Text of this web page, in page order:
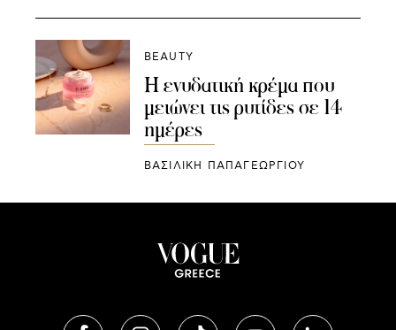
BEAUTY
Η ενυδατική κρέμα που
μειώνει τις ρυτίδες σε 14
ημέρες
ΒΑΣΙΛΙΚΗ ΠΑΠΑΓΕΩΡΓΙΟΥ